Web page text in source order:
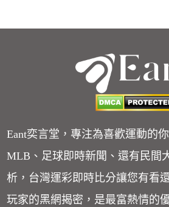
Eant奕言堂，專注為喜歡運動的
MLB、足球即時新聞、還有民間
析，台灣運彩即時比分讓您有看
玩家的黑網揭密，是最富熱情的